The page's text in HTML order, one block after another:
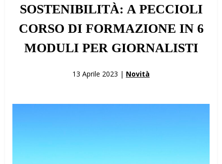
SOSTENIBILITÀ: A PECCIOLI
CORSO DI FORMAZIONE IN 6
MODULI PER GIORNALISTI
13 Aprile 2023 | Novità